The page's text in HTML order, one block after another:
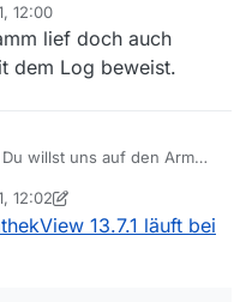
12:00
lief doch auch
dem Log beweist.
Du willst uns auf den Arm
gemacht hat und
aufgetreten sind. Klar
aber
manchmal der
Nachrichtgeköpft
vorstellen, dass du
hattest sondern den
12:02
8. Okt. 2021, 14:04
13.7.1 läuft bei